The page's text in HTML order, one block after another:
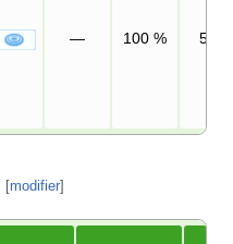
— 100 % 5
[modifier]